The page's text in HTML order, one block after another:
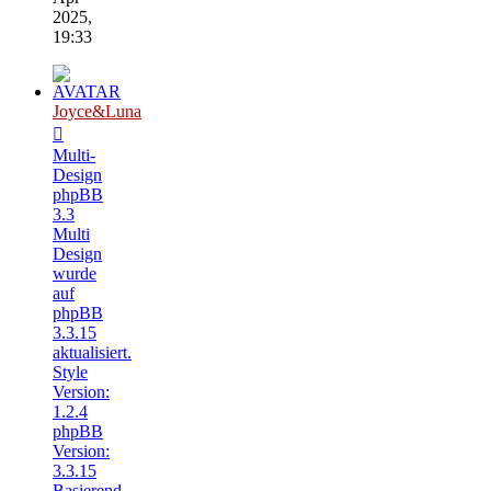
2025,
19:33
Joyce&Luna
Multi-
Design
phpBB
3.3
Multi
Design
wurde
auf
phpBB
3.3.15
aktualisiert.
Style
Version:
1.2.4
phpBB
Version:
3.3.15